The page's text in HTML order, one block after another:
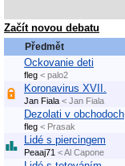
Začít novou debatu
Předmět
Ockovanie deti
fleg < palo2
Koronavirus XVII.
Jan Fiala < Jan Fiala
Dezolati v obchodoch
fleg < Prasak
Lidé s piercingem
Peaaj71 < Al Capone